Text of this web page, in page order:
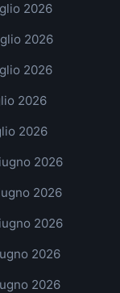
2026
2026
2026
2026
2026
2026
2026
2026
2026
2026